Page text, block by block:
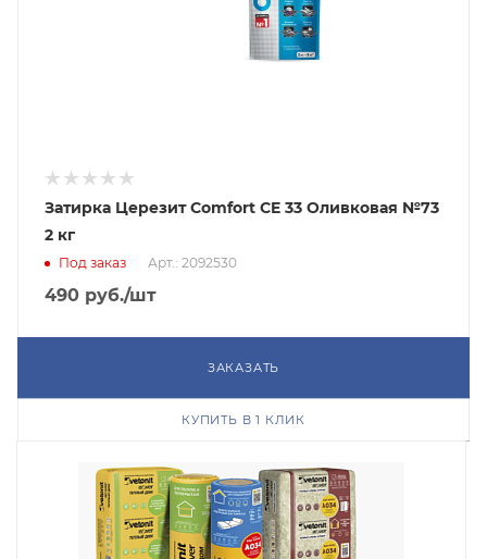
Затирка Церезит Comfort CE 33 Оливковая №73
2 кг
Под заказ Арт.: 2092530
490 руб./шт
ЗАКАЗАТЬ
КУПИТЬ В 1 КЛИК